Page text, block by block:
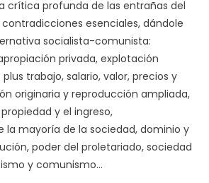
crítica profunda de las entrañas del
esenciales, dándole
socialista-comunista:
privada, explotación
trabajo, salario, valor, precios y
originaria y reproducción ampliada,
y el ingreso,
mayoría de la sociedad, dominio y
poder del proletariado, sociedad
y comunismo…